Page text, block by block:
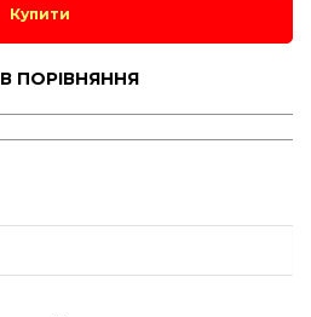
Купити
В ПОРІВНЯННЯ